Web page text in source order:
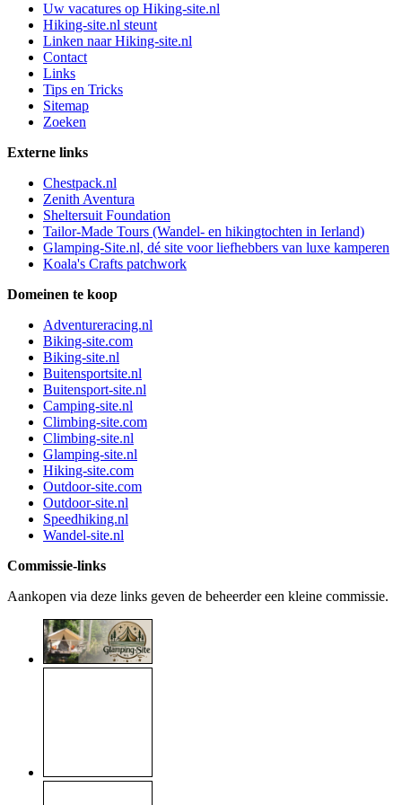
Uw vacatures op Hiking-site.nl
Hiking-site.nl steunt
Linken naar Hiking-site.nl
Contact
Links
Tips en Tricks
Sitemap
Zoeken
Externe links
Chestpack.nl
Zenith Aventura
Sheltersuit Foundation
Tailor-Made Tours (Wandel- en hikingtochten in Ierland)
Glamping-Site.nl, dé site voor liefhebbers van luxe kamperen
Koala's Crafts patchwork
Domeinen te koop
Adventureracing.nl
Biking-site.com
Biking-site.nl
Buitensportsite.nl
Buitensport-site.nl
Camping-site.nl
Climbing-site.com
Climbing-site.nl
Glamping-site.nl
Hiking-site.com
Outdoor-site.com
Outdoor-site.nl
Speedhiking.nl
Wandel-site.nl
Commissie-links
Aankopen via deze links geven de beheerder een kleine commissie.